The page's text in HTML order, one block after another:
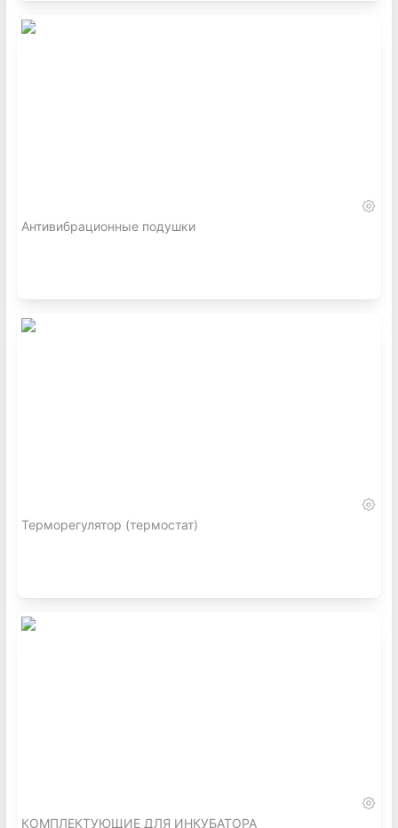
Антивибрационные подушки
Терморегулятор (термостат)
КОМПЛЕКТУЮЩИЕ ДЛЯ ИНКУБАТОРА